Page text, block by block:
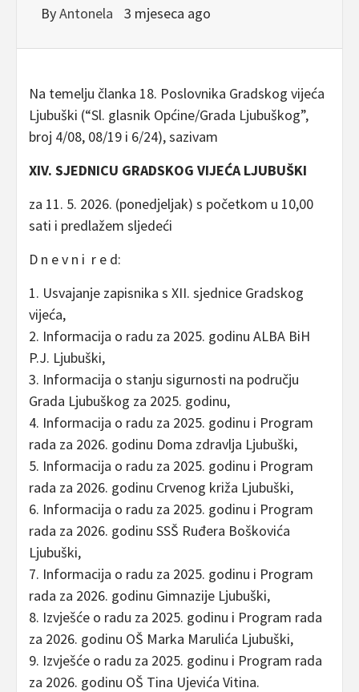
ByAntonela 3 mjeseca ago
Na temelju članka 18. Poslovnika Gradskog vijeća
Ljubuški (“Sl. glasnik Općine/Grada Ljubuškog”,
broj 4/08, 08/19 i 6/24), sazivam
XIV. SJEDNICU GRADSKOG VIJEĆA LJUBUŠKI
za 11. 5. 2026. (ponedjeljak) s početkom u 10,00
sati i predlažem sljedeći
D n e v n i r e d:
1. Usvajanje zapisnika s XII. sjednice Gradskog
vijeća,
2. Informacija o radu za 2025. godinu ALBA BiH
P.J. Ljubuški,
3. Informacija o stanju sigurnosti na području
Grada Ljubuškog za 2025. godinu,
4. Informacija o radu za 2025. godinu i Program
rada za 2026. godinu Doma zdravlja Ljubuški,
5. Informacija o radu za 2025. godinu i Program
rada za 2026. godinu Crvenog križa Ljubuški,
6. Informacija o radu za 2025. godinu i Program
rada za 2026. godinu SSŠ Ruđera Boškovića
Ljubuški,
7. Informacija o radu za 2025. godinu i Program
rada za 2026. godinu Gimnazije Ljubuški,
8. Izvješće o radu za 2025. godinu i Program rada
za 2026. godinu OŠ Marka Marulića Ljubuški,
9. Izvješće o radu za 2025. godinu i Program rada
za 2026. godinu OŠ Tina Ujevića Vitina.